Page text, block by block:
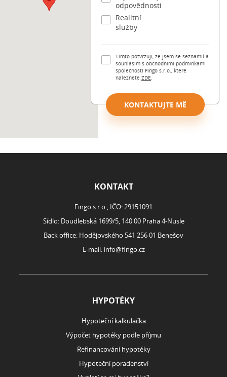
odpovědnosti
Realitní
služby
Tímto potvrzuji, že jsem se seznámil a
souhlasím s obchodními podmínkami
společnosti Fingo s.r.o., které
naleznete ZDE
KONTAKTUJTE MĚ
KONTAKT
Fingo s.r.o., IČO: 29151091
Sídlo: Doudlebská 1699/5, 140 00 Praha 4-Nusle
Back office: Hodějovského 541 256 01 Benešov
E-mail: info@fingo.cz
HYPOTÉKY
Hypoteční kalkulačka
Výpočet hypotéky podle příjmu
Refinancování hypotéky
Hypoteční poradenství